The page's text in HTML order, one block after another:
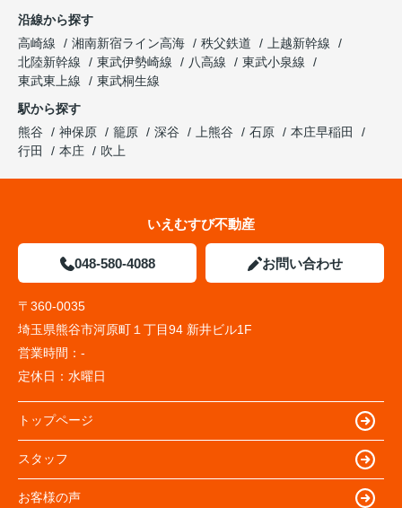
沿線から探す
高崎線
湘南新宿ライン高海 秩父鉄道
上越新幹線
北陸新幹線
東武伊勢崎線 八高線
東武小泉線
東武東上線
東武桐生線
駅から探す
熊谷
神保原 籠原 深谷 上熊谷 石原
本庄早稲田
行田
本庄 吹上
いえむすび不動産
048-580-4088 お問い合わせ
〒360-0035
埼玉県熊谷市河原町１丁目94 新井ビル1F
営業時間： -
定休日： 水曜日
トップページ
スタッフ
お客様の声